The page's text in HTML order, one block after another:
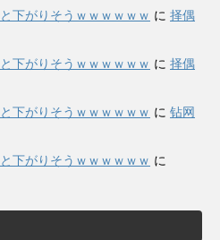
下がりそうｗｗｗｗｗｗ に 择偶
下がりそうｗｗｗｗｗｗ に 择偶
下がりそうｗｗｗｗｗｗ に 钻网
下がりそうｗｗｗｗｗｗ に